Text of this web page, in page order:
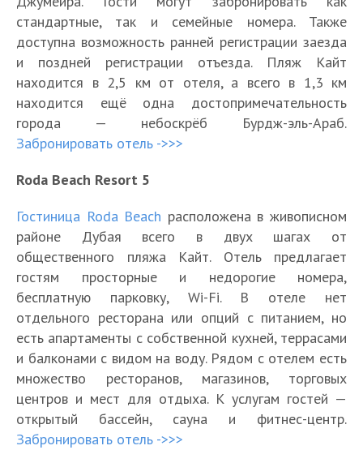
стандартные, так и семейные номера. Также
доступна возможность ранней регистрации заезда
и поздней регистрации отъезда. Пляж Кайт
находится в 2,5 км от отеля, а всего в 1,3 км
находится ещё одна достопримечательность
города — небоскрёб Бурдж-эль-Араб.
Забронировать отель ->>>
Roda Beach Resort 5
Гостиница Roda Beach расположена в живописном
районе Дубая всего в двух шагах от
общественного пляжа Кайт. Отель предлагает
гостям просторные и недорогие номера,
бесплатную парковку, Wi-Fi. В отеле нет
отдельного ресторана или опций с питанием, но
есть апартаменты с собственной кухней, террасами
и балконами с видом на воду. Рядом с отелем есть
множество ресторанов, магазинов, торговых
центров и мест для отдыха. К услугам гостей —
открытый бассейн, сауна и фитнес-центр.
Забронировать отель ->>>